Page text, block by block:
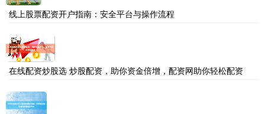
线上股票配资开户指南：安全平台与操作流程
在线配资炒股选 炒股配资，助你资金倍增，配资网助你轻松配资